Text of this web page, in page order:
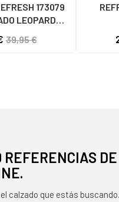
173079
LEOPARDO
39,95 €
REFERENCIAS DE
calzado que estás buscando.